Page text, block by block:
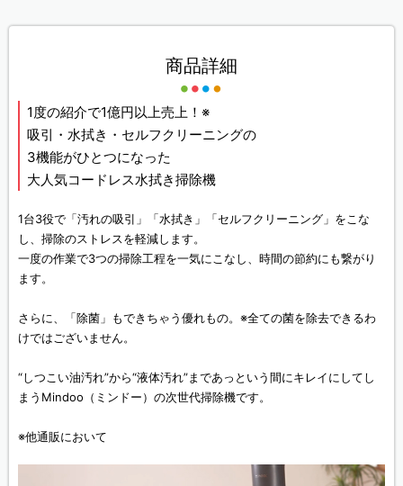
商品詳細
1度の紹介で1億円以上売上！※
吸引・水拭き・セルフクリーニングの
3機能がひとつになった
大人気コードレス水拭き掃除機
1台3役で「汚れの吸引」「水拭き」「セルフクリーニング」をこな
し、掃除のストレスを軽減します。
一度の作業で3つの掃除工程を一気にこなし、時間の節約にも繋がり
ます。
さらに、「除菌」もできちゃう優れもの。※全ての菌を除去できるわ
けではございません。
“しつこい油汚れ”から“液体汚れ”まであっという間にキレイにしてし
まうMindoo（ミンドー）の次世代掃除機です。
※他通販において